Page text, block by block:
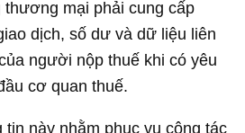
thương mại phải cung cấp
dịch, số dư và dữ liệu liên
người nộp thuế khi có yêu
cơ quan thuế.
tin này nhằm phục vụ công tác